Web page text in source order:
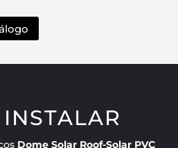
Dome Solar Roof-Solar PVC